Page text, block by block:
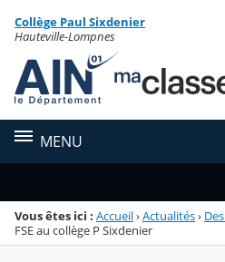
Menu de la rubrique
Contenu
Collège Paul Sixdenier
Hauteville-Lompnes
MENU
Vous êtes ici : Accueil›Actualités›
FSE au collège P Sixdenier